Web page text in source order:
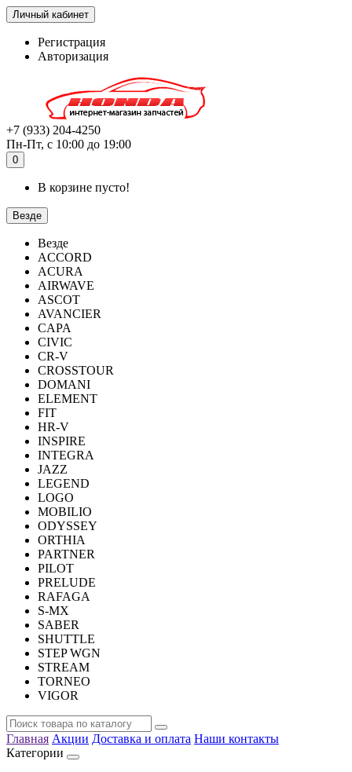
Личный кабинет
Регистрация
Авторизация
+7 (933) 204-4250
Пн-Пт, с 10:00 до 19:00
0
В корзине пусто!
Везде
Везде
ACCORD
ACURA
AIRWAVE
ASCOT
AVANCIER
CAPA
CIVIC
CR-V
CROSSTOUR
DOMANI
ELEMENT
FIT
HR-V
INSPIRE
INTEGRA
JAZZ
LEGEND
LOGO
MOBILIO
ODYSSEY
ORTHIA
PARTNER
PILOT
PRELUDE
RAFAGA
S-MX
SABER
SHUTTLE
STEP WGN
STREAM
TORNEO
VIGOR
Главная Акции Доставка и оплата Наши контакты
Категории